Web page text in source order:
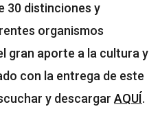
30 distinciones y
organismos
gran aporte a la cultura y
con la entrega de este
y descargar AQUÍ.